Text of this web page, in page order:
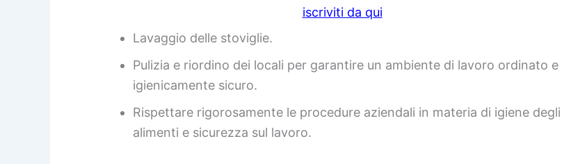
iscriviti da qui
Lavaggio delle stoviglie.
Pulizia e riordino dei locali per garantire un ambiente di lavoro ordinato e
igienicamente sicuro.
Rispettare rigorosamente le procedure aziendali in materia di igiene degli
alimenti e sicurezza sul lavoro.